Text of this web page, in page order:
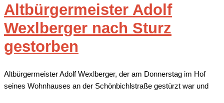
Altbürgermeister Adolf
Wexlberger nach Sturz
gestorben
Altbürgermeister Adolf Wexlberger, der am Donnerstag im Hof
seines Wohnhauses an der Schönbichlstraße gestürzt war und